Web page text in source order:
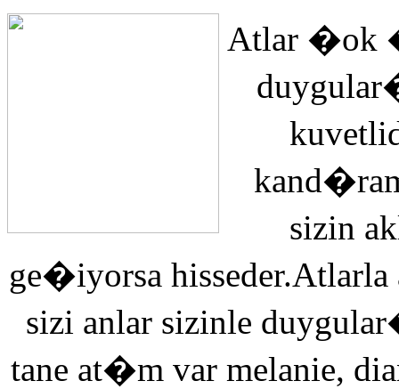
Atlar �ok
sizin
ge�iyorsa
sizi anlar sizinle
tane at�m var melanie,